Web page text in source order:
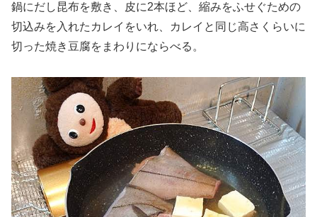
鍋にだし昆布を敷き、皮に2本ほど、縮みをふせぐための
切込みを入れたカレイをいれ、カレイと同じ高さくらいに
切った焼き豆腐をまわりにならべる。